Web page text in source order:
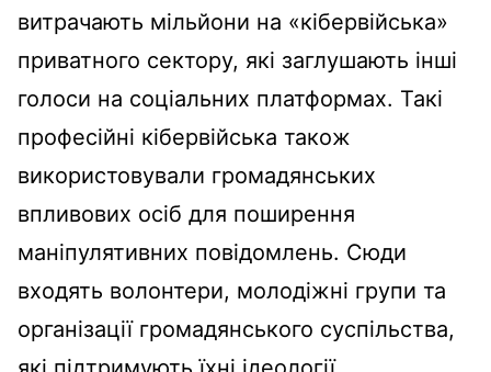
витрачають мільйони на «кібервійська»
приватного сектору, які заглушають інші
голоси на соціальних платформах. Такі
професійні кібервійська також
використовували громадянських
впливових осіб для поширення
маніпулятивних повідомлень. Сюди
входять волонтери, молодіжні групи та
організації громадянського суспільства,